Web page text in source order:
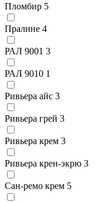
Пломбир 5
Пралине 4
РАЛ 9001 3
РАЛ 9010 1
Ривьера айс 3
Ривьера грей 3
Ривьера крем 3
Ривьера крен-экрю 3
Сан-ремо крем 5